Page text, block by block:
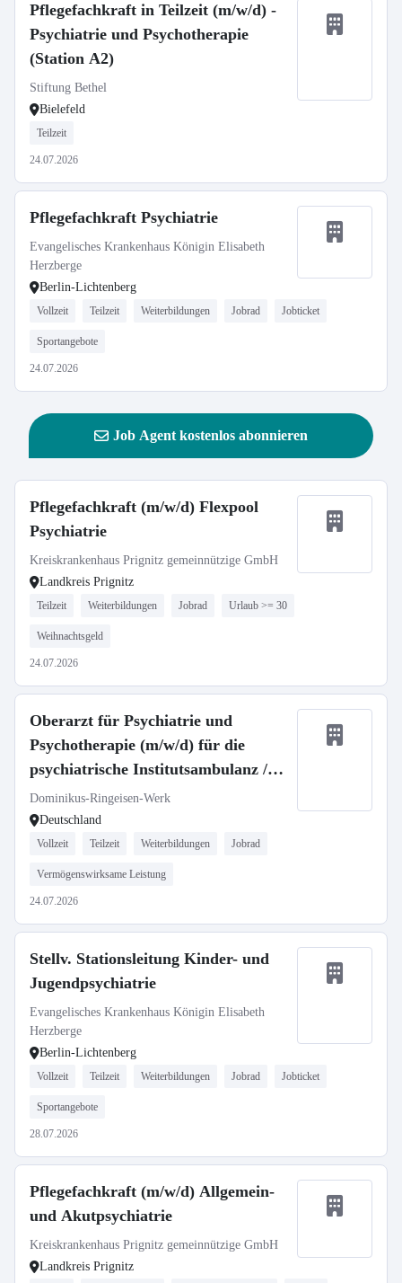
Pflegefachkraft in Teilzeit (m/w/d) -
Psychiatrie und Psychotherapie
(Station A2)
Stiftung Bethel
Bielefeld
Teilzeit
24.07.2026
Pflegefachkraft Psychiatrie
Evangelisches Krankenhaus Königin Elisabeth
Herzberge
Berlin-Lichtenberg
Vollzeit Teilzeit Weiterbildungen Jobrad Jobticket
Sportangebote
24.07.2026
Job Agent kostenlos abonnieren
Pflegefachkraft (m/w/d) Flexpool
Psychiatrie
Kreiskrankenhaus Prignitz gemeinnützige GmbH
Landkreis Prignitz
Teilzeit Weiterbildungen Jobrad Urlaub >= 30
Weihnachtsgeld
24.07.2026
Oberarzt für Psychiatrie und
Psychotherapie (m/w/d) für die
psychiatrische Institutsambulanz /
Fachabteilung Psychiatrie unseres
Zweckverbands Krankenhaus St.
Camillus
Dominikus-Ringeisen-Werk
Deutschland
Vollzeit Teilzeit Weiterbildungen Jobrad
Vermögenswirksame Leistung
24.07.2026
Stellv. Stationsleitung Kinder- und
Jugendpsychiatrie
Evangelisches Krankenhaus Königin Elisabeth
Herzberge
Berlin-Lichtenberg
Vollzeit Teilzeit Weiterbildungen Jobrad Jobticket
Sportangebote
28.07.2026
Pflegefachkraft (m/w/d) Allgemein-
und Akutpsychiatrie
Kreiskrankenhaus Prignitz gemeinnützige GmbH
Landkreis Prignitz